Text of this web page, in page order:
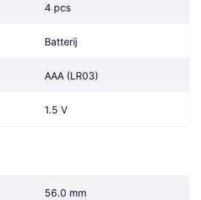
4 pcs
Batterij
AAA (LR03)
1.5 V
56.0 mm